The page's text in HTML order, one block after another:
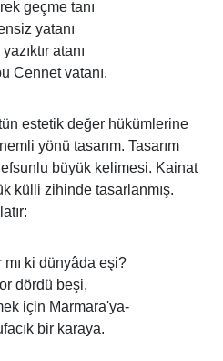
geçme tanı
yatanı
atanı
Cennet vatanı.
estetik değer hükümlerine
yönü tasarım. Tasarım
büyük kelimesi. Kainat
külli zihinde tasarlanmış.
ki dünyâda eşi?
dördü beşi,
için Marmara'ya-
bir karaya.